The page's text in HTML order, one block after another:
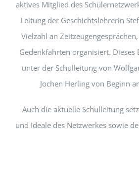
aktives Mitglied des
Leitung der Geschichtslehrerin
Vielzahl an
Gedenkfahrten organisiert. Dieses
unter der Schulleitung von
Jochen Herling von Beginn
Auch die aktuelle Schulleitung
und Ideale des Netzwerkes sowie